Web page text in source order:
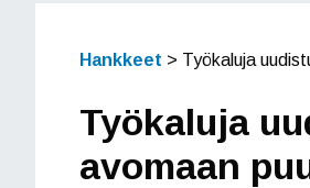
Hankkeet > Työkaluja
Työkaluja
avomaan